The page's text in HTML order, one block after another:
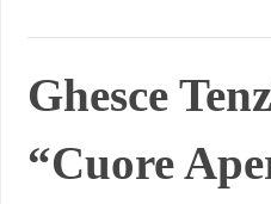
Ghesce
“Cuore